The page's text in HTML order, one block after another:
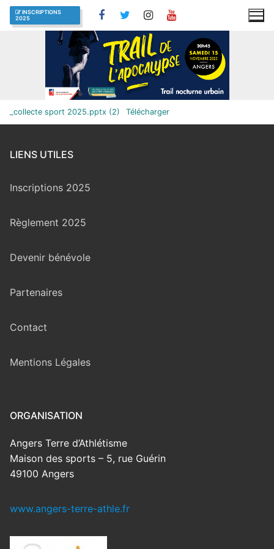
Aller
au
INSCRIPTIONS
2025
_collecte sport 2025.pptx (2) Télécharger
LIENS UTILES
Inscriptions 2025
Règlement 2025
Devenir bénévole
Partenaires
Contact
Mentions Légales
ORGANISATION
Angers Terre d’Athlétisme
Maison des sports – 5, rue Guérin
49100 Angers
www.angers-terre-athle.fr